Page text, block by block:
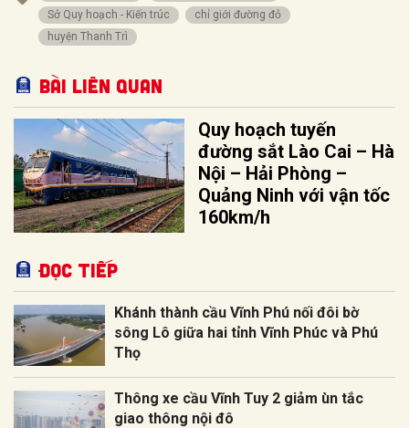
Sở Quy hoạch - Kiến trúc
chỉ giới đường đỏ
huyện Thanh Trì
Bài liên quan
Quy hoạch tuyến
đường sắt Lào Cai – Hà
Nội – Hải Phòng –
Quảng Ninh với vận tốc
160km/h
Đọc tiếp
Khánh thành cầu Vĩnh Phú nối đôi bờ
sông Lô giữa hai tỉnh Vĩnh Phúc và Phú
Thọ
Thông xe cầu Vĩnh Tuy 2 giảm ùn tắc
giao thông nội đô